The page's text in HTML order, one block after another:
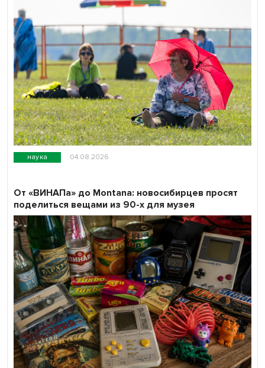
наука 04.08.2026
От «ВИНАПа» до Montana: новосибирцев просят
поделиться вещами из 90-х для музея